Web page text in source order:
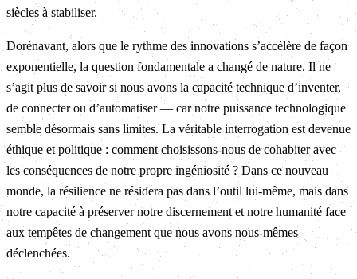
siècles à stabiliser.
Dorénavant, alors que le rythme des innovations s’accélère de façon
exponentielle, la question fondamentale a changé de nature. Il ne
s’agit plus de savoir si nous avons la capacité technique d’inventer,
de connecter ou d’automatiser — car notre puissance technologique
semble désormais sans limites. La véritable interrogation est devenue
éthique et politique : comment choisissons-nous de cohabiter avec
les conséquences de notre propre ingéniosité ? Dans ce nouveau
monde, la résilience ne résidera pas dans l’outil lui-même, mais dans
notre capacité à préserver notre discernement et notre humanité face
aux tempêtes de changement que nous avons nous-mêmes
déclenchées.